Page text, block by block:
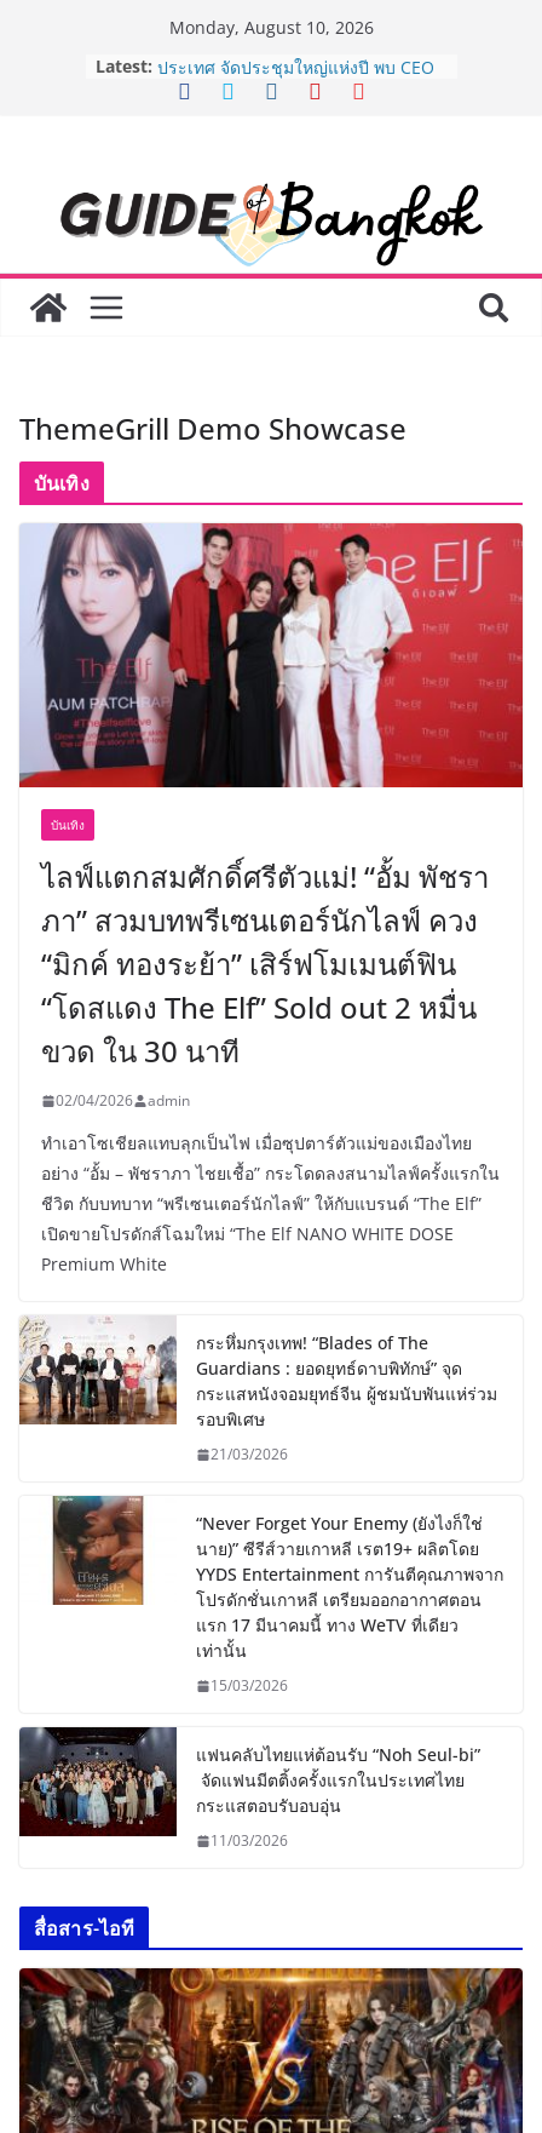
Monday, August 10, 2026
Latest: 8.8 “ซูเลียน” รวมพลังนักธุรกิจทั่ว
ประเทศ จัดประชุมใหญ่แห่งปี พบ CEO
ยาวนานกว่า 20 ปี ต่อยอดเสิร์ฟความ
อร่อย ยกเมนูระดับตำนาน “ข้าวหน้าไก่
ราชวงศ์” พุ่งทะยานสู่น่านฟ้า
BEDO จัดงาน Thailand Nature
Positive Forum 2026 ภายใต้หัวข้อ
ฉลองเซิร์ฟเวอร์ใหม่ เฮเลนา
ได้เตรียมนักเรียนเพียงเพื่อก้าวเข้าสู่
มหาวิทยาลัยเท่านั้น แต่ยังเตรียมพวก
เขาให้พร้อมเป็นผู้กำหนดอนาคต”
ThemeGrill Demo Showcase
บันเทิง
บันเทิง
ไลฟ์แตกสมศักดิ์ศรีตัวแม่! “อั้ม พัชรา
ภา” สวมบทพรีเซนเตอร์นักไลฟ์ ควง
“มิกค์ ทองระย้า” เสิร์ฟโมเมนต์ฟิน
“โดสแดง The Elf” Sold out 2 หมื่น
ขวด ใน 30 นาที
02/04/2026 admin
ทำเอาโซเชียลแทบลุกเป็นไฟ เมื่อซุปตาร์ตัวแม่ของเมืองไทย
อย่าง “อั้ม – พัชราภา ไชยเชื้อ” กระโดดลงสนามไลฟ์ครั้งแรกใน
ชีวิต กับบทบาท “พรีเซนเตอร์นักไลฟ์” ให้กับแบรนด์ “The Elf”
เปิดขายโปรดักส์โฉมใหม่ “The Elf NANO WHITE DOSE
Premium White
กระหึ่มกรุงเทพ! “Blades of The
Guardians : ยอดยุทธ์ดาบพิทักษ์” จุด
กระแสหนังจอมยุทธ์จีน ผู้ชมนับพันแห่ร่วม
รอบพิเศษ
21/03/2026
“Never Forget Your Enemy (ยังไงก็ใช่
นาย)” ซีรีส์วายเกาหลี เรต19+ ผลิตโดย
YYDS Entertainment การันตีคุณภาพจาก
โปรดักชั่นเกาหลี เตรียมออกอากาศตอน
แรก 17 มีนาคมนี้ ทาง WeTV ที่เดียว
เท่านั้น
15/03/2026
แฟนคลับไทยแห่ต้อนรับ “Noh Seul-bi”
จัดแฟนมีตติ้งครั้งแรกในประเทศไทย
กระแสตอบรับอบอุ่น
11/03/2026
สื่อสาร-ไอที